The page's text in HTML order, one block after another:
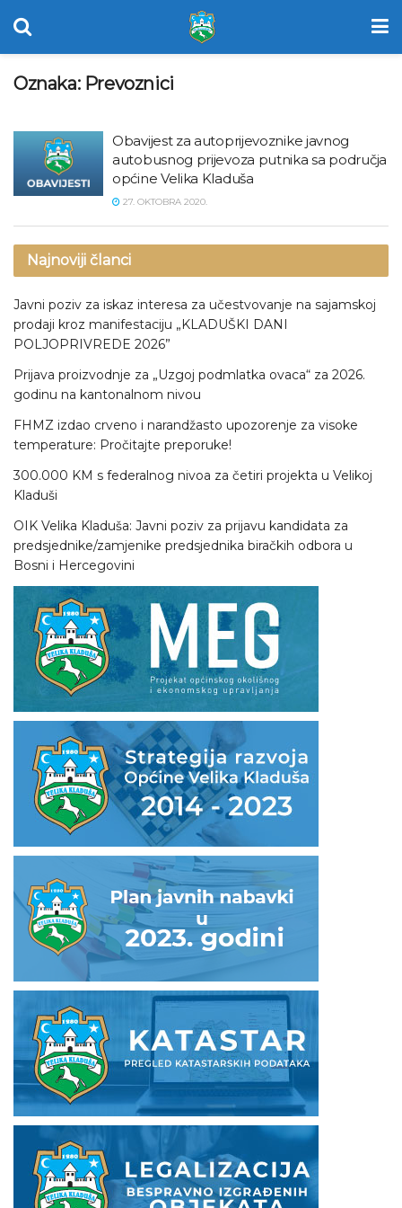
Oznaka: Prevoznici
Obavijest za autoprijevoznike javnog
autobusnog prijevoza putnika sa područja
općine Velika Kladuša
27. OKTOBRA 2020.
Najnoviji članci
Javni poziv za iskaz interesa za učestvovanje na sajamskoj
prodaji kroz manifestaciju „KLADUŠKI DANI
POLJOPRIVREDE 2026”
Prijava proizvodnje za „Uzgoj podmlatka ovaca“ za 2026.
godinu na kantonalnom nivou
FHMZ izdao crveno i narandžasto upozorenje za visoke
temperature: Pročitajte preporuke!
300.000 KM s federalnog nivoa za četiri projekta u Velikoj
Kladuši
OIK Velika Kladuša: Javni poziv za prijavu kandidata za
predsjednike/zamjenike predsjednika biračkih odbora u
Bosni i Hercegovini